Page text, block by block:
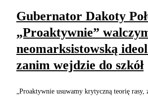
Gubernator Dakoty
„Proaktywnie”
neomarksistowską
zanim wejdzie do szkół
„Proaktywnie usuwamy krytyczną teorię rasy,